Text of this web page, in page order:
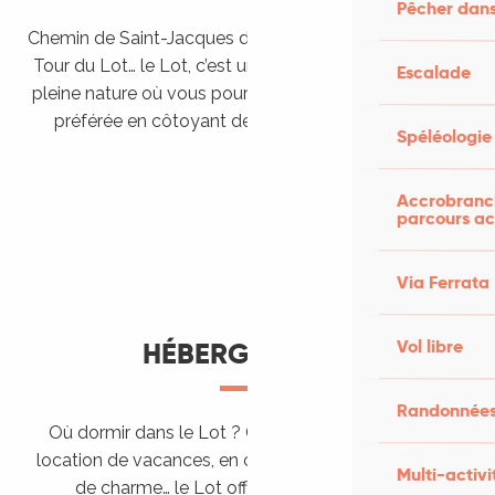
Pêcher
Escalade
Spéléologie
parcours
Via Ferrata
Vol libre
Multi-
Chemin de Saint-Jacques de Compostelle, Véloroutes,
Tour du Lot… le Lot, c’est une véritable destination de
pleine nature où vous pourrez pratiquer votre activité
préférée en côtoyant des paysages grandioses.
HÉBERGEMENTS
Où dormir dans le Lot ? Chez l’habitant, dans une
location de vacances, en camping, ou dans un hôtel
de charme… le Lot offre des hébergements